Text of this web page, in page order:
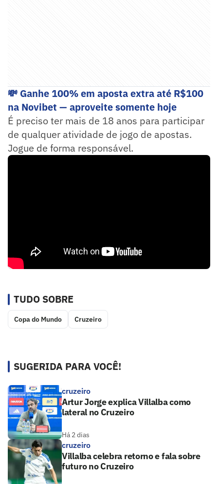
💸 Ganhe 100% em aposta extra até R$100
na Novibet — aproveite somente hoje
É preciso ter mais de 18 anos para participar
de qualquer atividade de jogo de apostas.
Jogue de forma responsável.
TUDO SOBRE
Copa do Mundo Cruzeiro
SUGERIDA PARA VOCÊ!
cruzeiro
Artur Jorge explica Villalba como
lateral no Cruzeiro
Há 2 dias
cruzeiro
Villalba celebra retorno e fala sobre
futuro no Cruzeiro